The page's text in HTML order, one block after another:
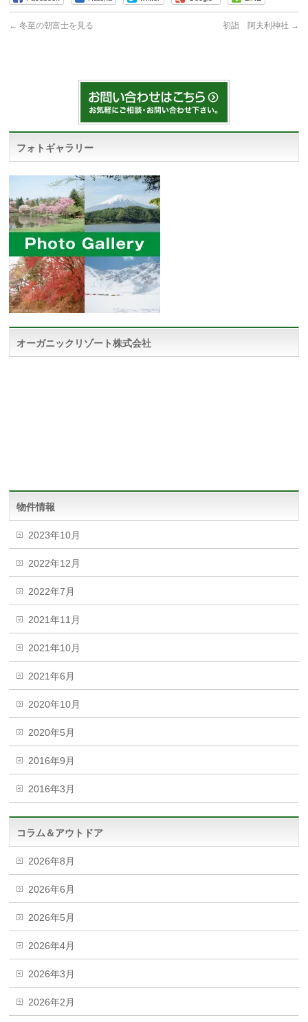
← 冬至の朝富士を見る 初詣 阿夫利神社 →
フォトギャラリー
オーガニックリゾート株式会社
物件情報
2023年10月
2022年12月
2022年7月
2021年11月
2021年10月
2021年6月
2020年10月
2020年5月
2016年9月
2016年3月
コラム＆アウトドア
2026年8月
2026年6月
2026年5月
2026年4月
2026年3月
2026年2月